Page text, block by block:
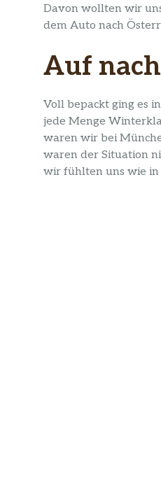
Davon wollten wir
dem Auto nach
Auf
Voll bepackt ging es
jede Menge
waren wir bei
waren der Situation
wir fühlten uns wie